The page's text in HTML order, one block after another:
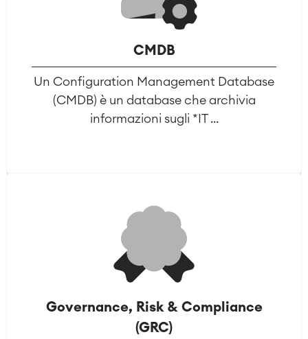
CMDB
Un Configuration Management Database
(CMDB) è un database che archivia
informazioni sugli *IT ...
Governance, Risk & Compliance
(GRC)